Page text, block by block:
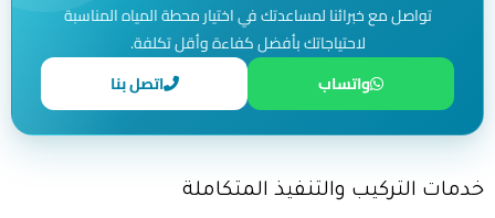
تواصل مع خبرائنا لمساعدتك في اختيار محطة المياه المناسبة
لاحتياجاتك بأفضل كفاءة وأقل تكلفة.
واتساب
اتصل بنا
خدمات التركيب والتنفيذ المتكاملة